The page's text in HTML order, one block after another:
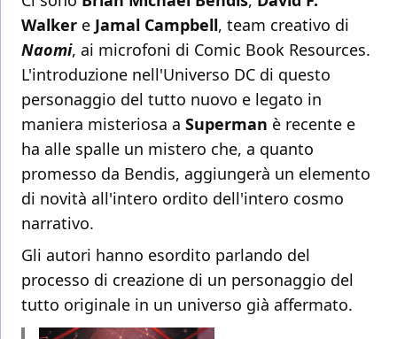
Walker e Jamal Campbell, team creativo di
Naomi, ai microfoni di Comic Book Resources.
L'introduzione nell'Universo DC di questo
personaggio del tutto nuovo e legato in
maniera misteriosa a Superman è recente e
ha alle spalle un mistero che, a quanto
promesso da Bendis, aggiungerà un elemento
di novità all'intero ordito dell'intero cosmo
narrativo.
Gli autori hanno esordito parlando del
processo di creazione di un personaggio del
tutto originale in un universo già affermato.